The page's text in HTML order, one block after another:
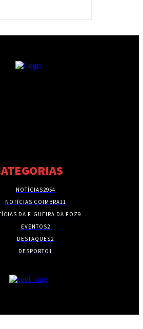
NOTÍCIAS2954
NOTÍCIAS COIMBRA11
DA FIGUEIRA DA FOZ9
EVENTOS2
DESTAQUES2
DESPORTO1